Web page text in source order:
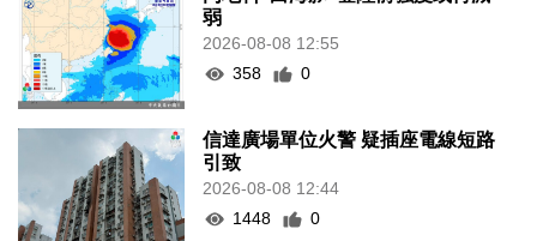
弱
2026-08-08 12:55
358
0
信達廣場單位火警 疑插座電線短路
引致
2026-08-08 12:44
1448
0